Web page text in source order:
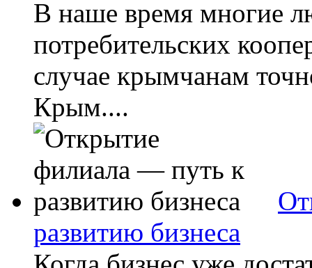
В наше время многие
потребительских
случае крымчанам
Крым....
развитию бизнеса